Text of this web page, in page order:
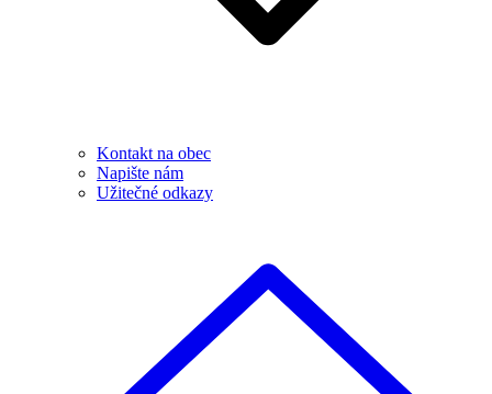
Kontakt na obec
Napište nám
Užitečné odkazy